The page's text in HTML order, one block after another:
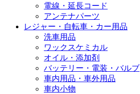
電線・延長コード
アンテナパーツ
レジャー・自転車・カー用品
洗車用品
ワックスケミカル
オイル・添加剤
バッテリー・電装・バルブ
車内用品・車外用品
車内小物